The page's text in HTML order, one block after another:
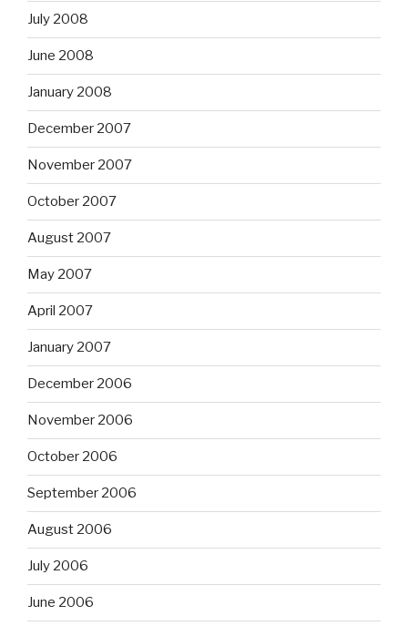
July 2008
June 2008
January 2008
December 2007
November 2007
October 2007
August 2007
May 2007
April 2007
January 2007
December 2006
November 2006
October 2006
September 2006
August 2006
July 2006
June 2006